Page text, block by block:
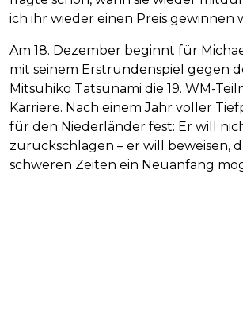
ich ihr wieder einen Preis gewinnen
Am 18. Dezember beginnt für
mit seinem Erstrundenspiel gegen
Mitsuhiko Tatsunami die 19. WM-
Karriere. Nach einem Jahr voller
für den Niederländer fest: Er will
zurückschlagen – er will beweisen,
schweren Zeiten ein Neuanfang